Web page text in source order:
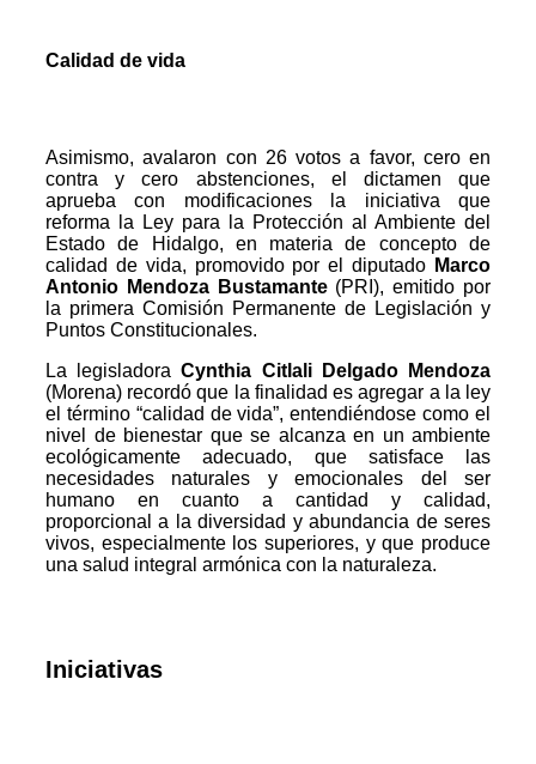
Calidad de vida
Asimismo, avalaron con 26 votos a favor, cero en
contra y cero abstenciones, el dictamen que
aprueba con modificaciones la iniciativa que
reforma la Ley para la Protección al Ambiente del
Estado de Hidalgo, en materia de concepto de
calidad de vida, promovido por el diputado Marco
Antonio Mendoza Bustamante(PRI), emitido por
la primera Comisión Permanente de Legislación y
Puntos Constitucionales.
La legisladoraCynthia Citlali Delgado Mendoza
(Morena) recordó que la finalidad es agregar a la ley
el término “calidad de vida”, entendiéndose como el
nivel de bienestar que se alcanza en un ambiente
ecológicamente adecuado, que satisface las
necesidades naturales y emocionales del ser
humano en cuanto a cantidad y calidad,
proporcional a la diversidad y abundancia de seres
vivos, especialmente los superiores, y que produce
una salud integral armónica con la naturaleza.
Iniciativas